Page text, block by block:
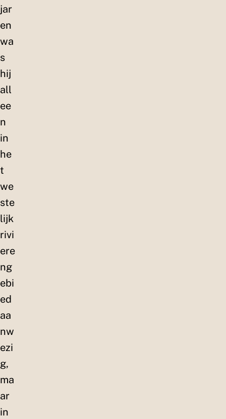
jar
en
wa
s
hij
all
ee
n
in
he
t
we
ste
lijk
rivi
ere
ng
ebi
ed
aa
nw
ezi
g,
ma
ar
in